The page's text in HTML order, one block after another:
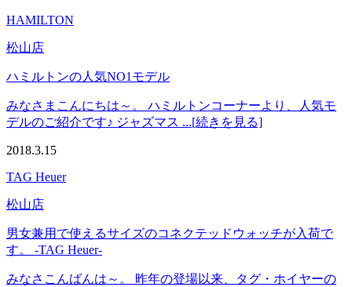
HAMILTON
松山店
ハミルトンの人気NO1モデル
みなさまこんにちは～。 ハミルトンコーナーより、人気モ
デルのご紹介です♪ ジャズマス ...[続きを見る]
2018.3.15
TAG Heuer
松山店
男女兼用で使えるサイズのコネクテッドウォッチが入荷で
す。 -TAG Heuer-
みなさこんばんは～。 昨年の登場以来、タグ・ホイヤーの